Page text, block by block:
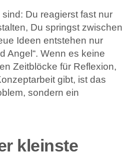
Du reagierst fast nur
Du springst zwischen
Ideen entstehen nur
Angel“. Wenn es keine
Zeitblöcke für Reflexion,
gibt, ist das
sondern ein
kleinste